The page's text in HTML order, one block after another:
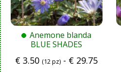
Anemone blanda
BLUE SHADES
€ 3.50 (12 pz) - € 29.75